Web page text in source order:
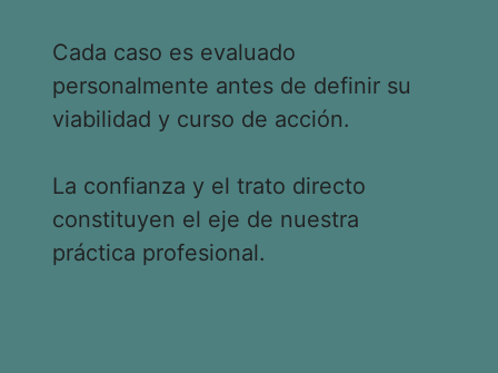
Cada caso es evaluado
personalmente antes de definir su
viabilidad y curso de acción.
La confianza y el trato directo
constituyen el eje de nuestra
práctica profesional.